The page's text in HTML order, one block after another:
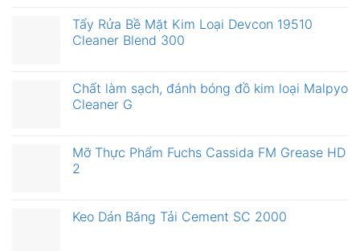
Tẩy Rửa Bề Mặt Kim Loại Devcon 19510
Cleaner Blend 300
Chất làm sạch, đánh bóng đồ kim loại Malpyo
Cleaner G
Mỡ Thực Phẩm Fuchs Cassida FM Grease HD
2
Keo Dán Băng Tải Cement SC 2000